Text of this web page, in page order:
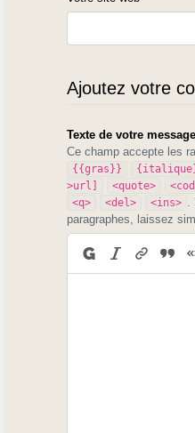
Ajoutez votre
Texte de votre message
Ce champ accepte les
{{gras}}
>url]
<quote>
<q> <del> <ins>
paragraphes, laissez